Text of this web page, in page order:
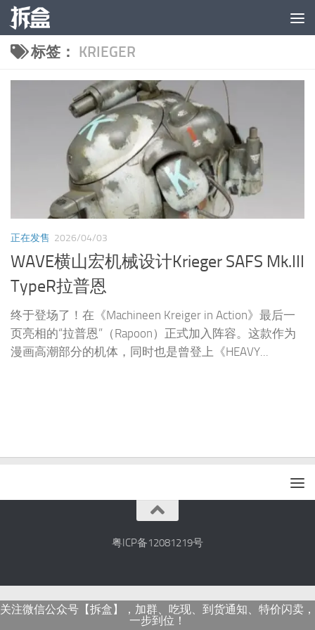
跳至内容
标签： KRIEGER
正在发售 2026/04/03
WAVE横山宏机械设计Krieger SAFS Mk.III
TypeR拉普恩
终于登场了！在《Machineen Kreiger in Action》最后一
页亮相的“拉普恩”（Rapoon）正式加入阵容。这款作为
漫画高潮部分的机体，同时也是曾登上《HEAVY...
粤ICP备12081219号
关注微信公众号【拆盒】，加群、吃现、到货通知、特价闪卖，
一步到位！